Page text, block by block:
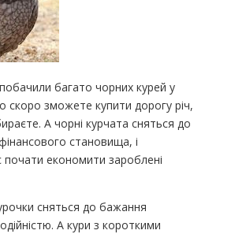
багато чорних курей у
скоро зможете купити дорогу річ,
А чорні курчата сняться до
становища, і
почати економити зароблені
сняться до бажання
А кури з короткими